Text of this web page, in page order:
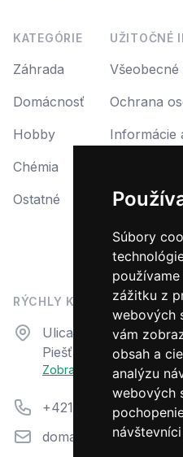
Súbory
zážitku z
webových
vám
obsah a
analýzu
webových
KATEGÓRIE
Záhrada
Domácnosť
Hobby
Chémia
Ostatné
UŽITOČNÉ
Ochrana
Informácie
Formulár
Odstúpiť
RÝCHLY KONTAKT
AdresaUlica N. Teslu 23
Piešťany, 92101
Zobraziť na mape
Telefón+421 33 7944 711
Email